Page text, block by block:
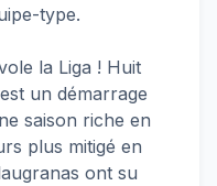
type.
la Liga ! Huit
un démarrage
saison riche en
plus mitigé en
ont su